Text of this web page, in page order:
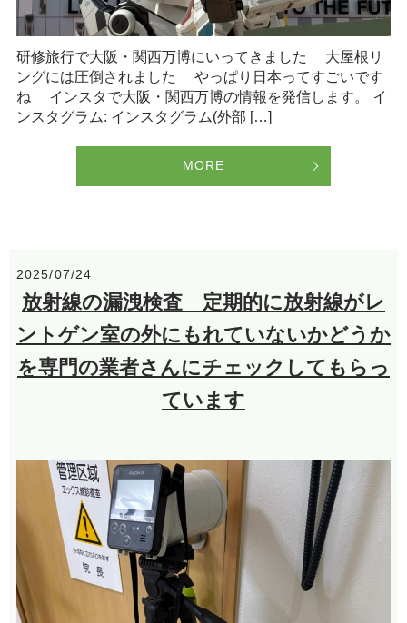
研修旅行で大阪・関西万博にいってきました 大屋根リ
ングには圧倒されました やっぱり日本ってすごいです
ね インスタで大阪・関西万博の情報を発信します。 イ
ンスタグラム: インスタグラム(外部 […]
MORE
2025/07/24
放射線の漏洩検査 定期的に放射線がレ
ントゲン室の外にもれていないかどうか
を専門の業者さんにチェックしてもらっ
ています